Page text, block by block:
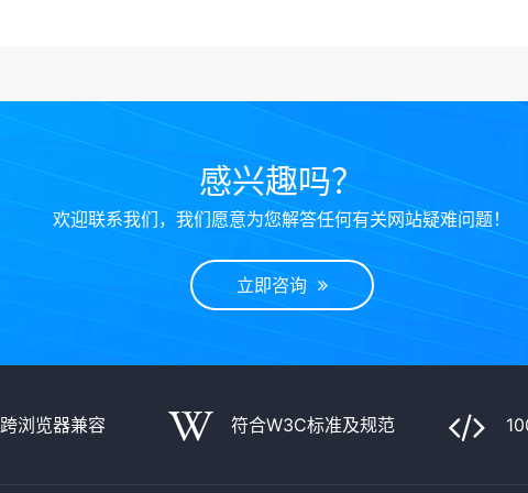
感兴趣吗？
欢迎联系我们，我们愿意为您解答任何有关网站疑难问题！
立即咨询
跨浏览器兼容 符合W3C标准及规范